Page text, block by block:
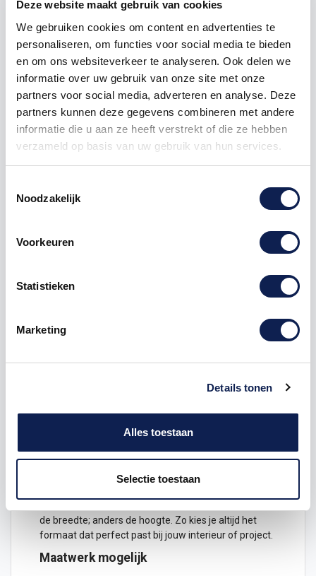
Deze website maakt gebruik van cookies
We gebruiken cookies om content en advertenties te
personaliseren, om functies voor social media te bieden
en om ons websiteverkeer te analyseren. Ook delen we
informatie over uw gebruik van onze site met onze
partners voor social media, adverteren en analyse. Deze
partners kunnen deze gegevens combineren met andere
informatie die u aan ze heeft verstrekt of die ze hebben
verzameld op basis van uw gebruik van hun services.
Noodzakelijk
Voorkeuren
Statistieken
Marketing
Details tonen
Alles toestaan
Selectie toestaan
750 € 0,40 € 708,75
klaver houten klaver klaver figuur
decoratie
charmant accent in elke ruimte. Dankzij precisie-
laseren zijn de vormen haarscherp uitgesneden en
Het figuur is vervaardigd uit 8mm linoply, een stevig
en duurzaam materiaal dat geschikt is voor langdurig
de breedte; anders de hoogte. Zo kies je altijd het
formaat dat perfect past bij jouw interieur of project.
Maatwerk mogelijk